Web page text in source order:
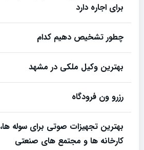
برای اجاره دارد
چطور تشخیص دهیم کدام
بهترین وکیل ملکی در مشهد
رزرو ون فرودگاه
بهترین تجهیزات صوتی برای سوله‌ ها،
کارخانه‌ ها و مجتمع‌ های صنعتی